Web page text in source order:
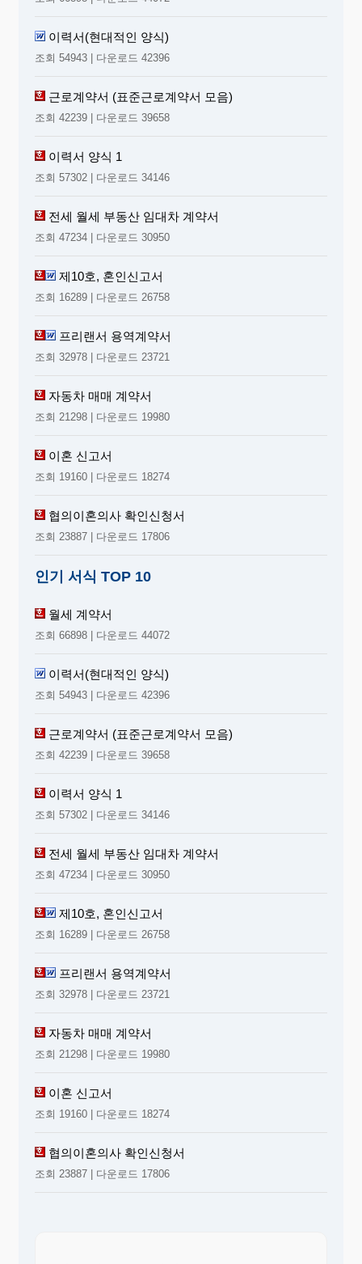
이력서(현대적인 양식)
조회 54943 | 다운로드 42396
근로계약서 (표준근로계약서 모음)
조회 42239 | 다운로드 39658
이력서 양식 1
조회 57302 | 다운로드 34146
전세 월세 부동산 임대차 계약서
조회 47234 | 다운로드 30950
제10호, 혼인신고서
조회 16289 | 다운로드 26758
프리랜서 용역계약서
조회 32978 | 다운로드 23721
자동차 매매 계약서
조회 21298 | 다운로드 19980
이혼 신고서
조회 19160 | 다운로드 18274
협의이혼의사 확인신청서
조회 23887 | 다운로드 17806
인기 서식 TOP 10
월세 계약서
조회 66898 | 다운로드 44072
이력서(현대적인 양식)
조회 54943 | 다운로드 42396
근로계약서 (표준근로계약서 모음)
조회 42239 | 다운로드 39658
이력서 양식 1
조회 57302 | 다운로드 34146
전세 월세 부동산 임대차 계약서
조회 47234 | 다운로드 30950
제10호, 혼인신고서
조회 16289 | 다운로드 26758
프리랜서 용역계약서
조회 32978 | 다운로드 23721
자동차 매매 계약서
조회 21298 | 다운로드 19980
이혼 신고서
조회 19160 | 다운로드 18274
협의이혼의사 확인신청서
조회 23887 | 다운로드 17806